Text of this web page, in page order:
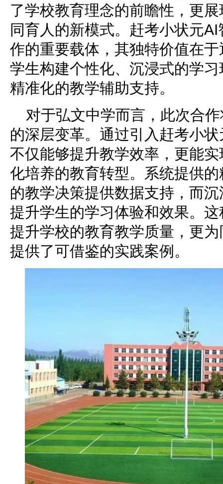
了学校教育理念的前瞻性，更
同育人的新模式。赶考小状元
作的重要载体，其独特价值在
学生构建个性化、沉浸式的学
精准化的教学辅助支持。
对于弘文中学而言，此次合
的深层变革。通过引入赶考小
不仅能够提升教学效率，更能
化培养的教育转型。系统提供
的教学决策提供数据支持，而
提升学生的学习体验和效果。
提升学校的教育教学质量，更
提供了可借鉴的实践案例。